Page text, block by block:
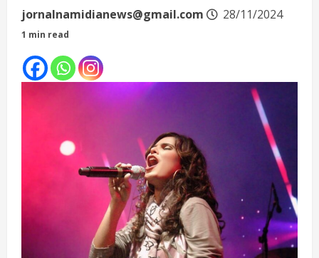
jornalnamidianews@gmail.com 28/11/2024
1 min read